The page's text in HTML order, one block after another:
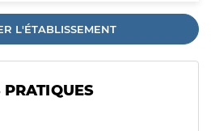
L'ÉTABLISSEMENT